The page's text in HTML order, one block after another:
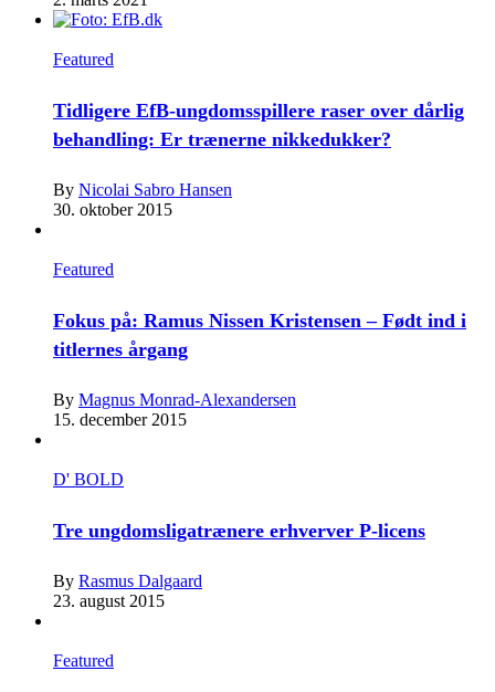
Featured
Tidligere EfB-ungdomsspillere raser over dårlig
behandling: Er trænerne nikkedukker?
By Nicolai Sabro Hansen
30. oktober 2015
Featured
Fokus på: Ramus Nissen Kristensen – Født ind i
titlernes årgang
By Magnus Monrad-Alexandersen
15. december 2015
D' BOLD
Tre ungdomsligatrænere erhverver P-licens
By Rasmus Dalgaard
23. august 2015
Featured